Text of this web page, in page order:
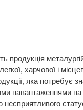
продукція
харчової і
яка
навантаженнями